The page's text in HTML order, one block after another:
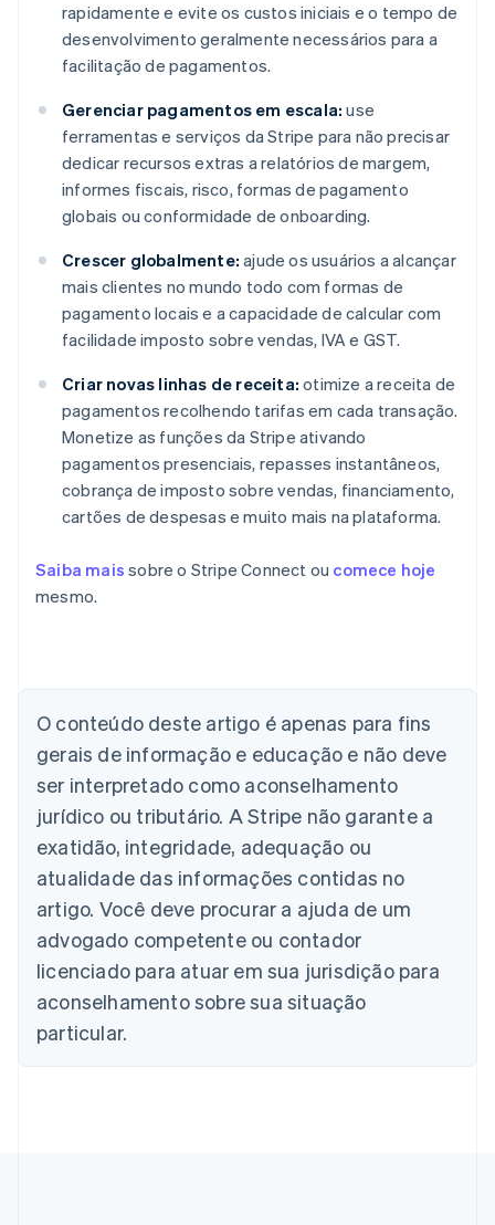
rapidamente e evite os custos iniciais e o tempo de
desenvolvimento geralmente necessários para a
facilitação de pagamentos.
Gerenciar pagamentos em escala: use
ferramentas e serviços da Stripe para não precisar
dedicar recursos extras a relatórios de margem,
informes fiscais, risco, formas de pagamento
globais ou conformidade de onboarding.
Crescer globalmente: ajude os usuários a alcançar
mais clientes no mundo todo com formas de
pagamento locais e a capacidade de calcular com
facilidade imposto sobre vendas, IVA e GST.
Criar novas linhas de receita: otimize a receita de
pagamentos recolhendo tarifas em cada transação.
Monetize as funções da Stripe ativando
pagamentos presenciais, repasses instantâneos,
cobrança de imposto sobre vendas, financiamento,
cartões de despesas e muito mais na plataforma.
Saiba mais sobre o Stripe Connect ou comece hoje
mesmo.
O conteúdo deste artigo é apenas para fins
gerais de informação e educação e não deve
ser interpretado como aconselhamento
jurídico ou tributário. A Stripe não garante a
exatidão, integridade, adequação ou
atualidade das informações contidas no
artigo. Você deve procurar a ajuda de um
advogado competente ou contador
licenciado para atuar em sua jurisdição para
aconselhamento sobre sua situação
particular.
Deutsch English
Austrália
Áustria
DeutschEnglish
Bélgica
Nederlands FrançaisDeutschEnglish
Brasil
Português English
Bulgária
English
Canadá
China continental
简体中文English